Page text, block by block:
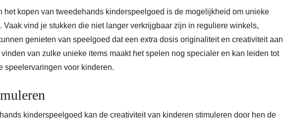
het kopen van tweedehands kinderspeelgoed is de mogelijkheid om unieke
Vaak vind je stukken die niet langer verkrijgbaar zijn in reguliere winkels,
genieten van speelgoed dat een extra dosis originaliteit en creativiteit aan
van zulke unieke items maakt het spelen nog specialer en kan leiden tot
speelervaringen voor kinderen.
kinderspeelgoed kan de creativiteit van kinderen stimuleren door hen de